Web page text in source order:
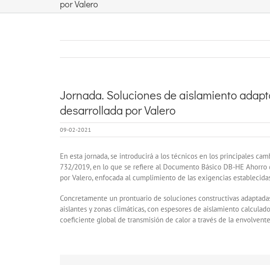
por Valero
Jornada. Soluciones de aislamiento
desarrollada por Valero
09-02-2021
En esta jornada, se introducirá a los técnicos en los principales
732/2019, en lo que se refiere al Documento Básico DB-HE
por Valero, enfocada al cumplimiento de las exigencias
Concretamente un prontuario de soluciones constructivas
aislantes y zonas climáticas, con espesores de aislamiento
coeficiente global de transmisión de calor a través de la